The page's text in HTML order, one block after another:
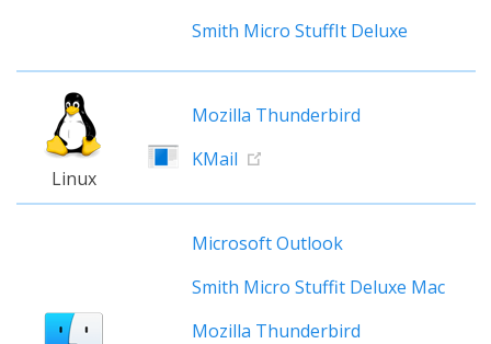
Smith Micro StuffIt Deluxe
Linux
Mozilla Thunderbird
KMail
Microsoft Outlook
Smith Micro Stuffit Deluxe Mac
Mozilla Thunderbird